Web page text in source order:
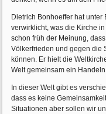
Dietrich Bonhoeffer hat
verwirklicht, was die Kirche
schon früh der Meinung,
Völkerfrieden und gegen die
können. Er hielt die
Welt gemeinsam ein
In dieser Welt gibt es
dass es keine
Situationen aber sollen wir